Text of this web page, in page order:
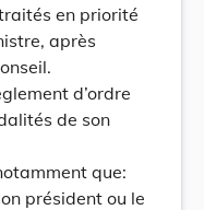
en priorité
après
d’ordre
de son
que:
président ou le